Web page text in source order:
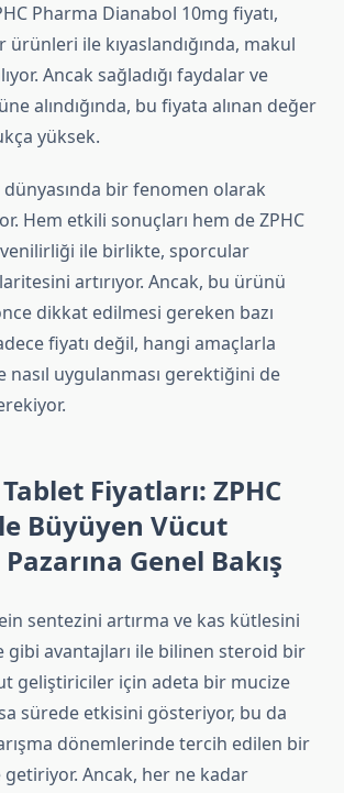
Pharma Dianabol 10mg fiyatı,
ürünleri ile kıyaslandığında, makul
Ancak sağladığı faydalar ve
alındığında, bu fiyata alınan değer
yüksek.
bir fenomen olarak
Hem etkili sonuçları hem de ZPHC
ile birlikte, sporcular
artırıyor. Ancak, bu ürünü
dikkat edilmesi gereken bazı
fiyatı değil, hangi amaçlarla
nasıl uygulanması gerektiğini de
Fiyatları: ZPHC
Büyüyen Vücut
Genel Bakış
sentezini artırma ve kas kütlesini
gibi avantajları ile bilinen steroid bir
geliştiriciler için adeta bir mucize
sürede etkisini gösteriyor, bu da
dönemlerinde tercih edilen bir
Ancak, her ne kadar